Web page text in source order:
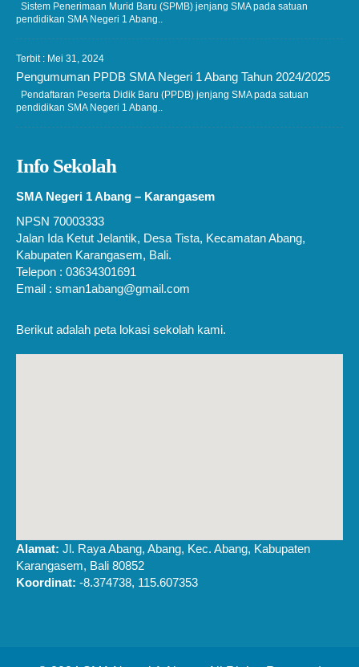
Sistem Penerimaan Murid Baru (SPMB) jenjang SMA pada satuan
pendidikan SMA Negeri 1 Abang..
Terbit : Mei 31, 2024
Pengumuman PPDB SMA Negeri 1 Abang Tahun 2024/2025
Pendaftaran Peserta Didik Baru (PPDB) jenjang SMA pada satuan
pendidikan SMA Negeri 1 Abang..
Info Sekolah
SMA Negeri 1 Abang – Karangasem
NPSN 70003333
Jalan Ida Ketut Jelantik, Desa Tista, Kecamatan Abang,
Kabupaten Karangasem, Bali.
Telepon : 03634301691
Email : sman1abang@gmail.com
Berikut adalah peta lokasi sekolah kami.
Alamat: Jl. Raya Abang, Abang, Kec. Abang, Kabupaten
Karangasem, Bali 80852
Koordinat: -8.374738, 115.607353